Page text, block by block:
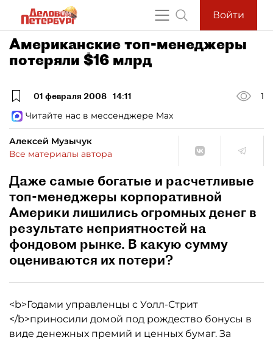
Войти
Американские топ-менеджеры
потеряли $16 млрд
01 февраля 2008 14:11
1
Читайте нас в мессенджере Max
Алексей Музычук
Все материалы автора
Даже самые богатые и расчетливые
топ-менеджеры корпоративной
Америки лишились огромных денег в
результате неприятностей на
фондовом рынке. В какую сумму
оцениваются их потери?
<b>Годами управленцы c Уолл-Стрит
</b>приносили домой под рождество бонусы в
виде денежных премий и ценных бумаг. За